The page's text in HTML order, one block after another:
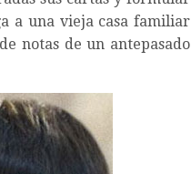
a una vieja casa familiar
notas de un antepasado